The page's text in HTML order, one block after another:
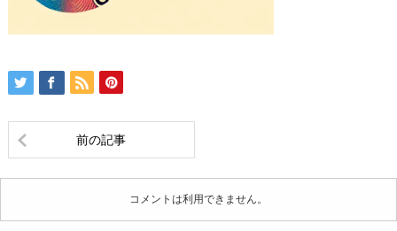
前の記事
コメントは利用できません。